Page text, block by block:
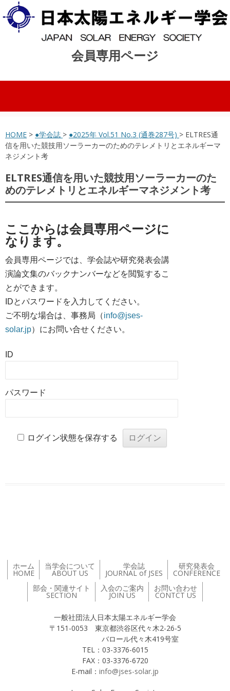
会員専用ページ
コンテンツへスキップ
HOME > ●学会誌 > ●2025年 Vol.51 No.3 (通巻287号) > ELTRES通
信を用いた競技用ソーラーカーのためのテレメトリとエネルギーマ
ネジメント考
ELTRES通信を用いた競技用ソーラーカーのた
めのテレメトリとエネルギーマネジメント考
ここからは会員専用ページに
なります。
会員専用ページでは、学会誌や研究発表会講
演論文集のバックナンバーなどを閲覧するこ
とができます。
IDとパスワードを入力してください。
ご不明な場合は、事務局（info@jses-
solar.jp）にお問い合せください。
ID
パスワード
ログイン状態を保存する
ホーム
HOME
当学会について
ABOUT US
学会誌
JOURNAL of JSES
研究発表会
CONFERENCE
部会・関連サイト
SECTION
入会のご案内
JOIN US
お問い合わせ
CONTCT US
一般社団法人日本太陽エネルギー学会
〒151-0053 東京都渋谷区代々木2-26-5
バロール代々木419号室
TEL：03-3376-6015
FAX：03-3376-6720
E-mail： info@jses-solar.jp